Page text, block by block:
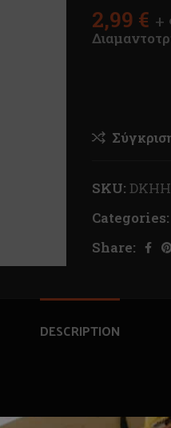
2,99 €
SKU:
Categories:
Share:
DESCRIPTION